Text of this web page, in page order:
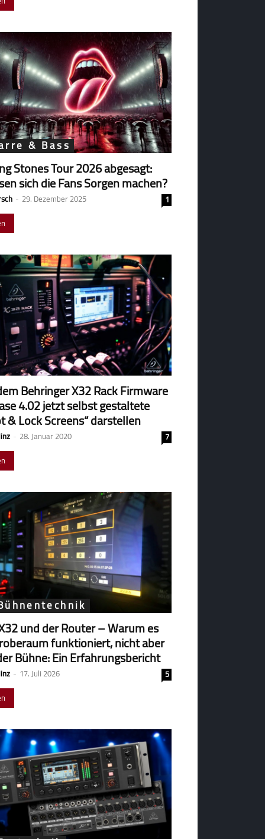
& Bass
Stones Tour 2026 abgesagt:
sich die Fans Sorgen machen?
- 29. Dezember 2025
1
Behringer X32 Rack Firmware
4.02 jetzt selbst gestaltete
& Lock Screens“ darstellen
- 28. Januar 2020
7
und der Router – Warum es
funk­tio­niert, nicht aber
Bühne: Ein Erfahrungsbericht
- 17. Juli 2026
5